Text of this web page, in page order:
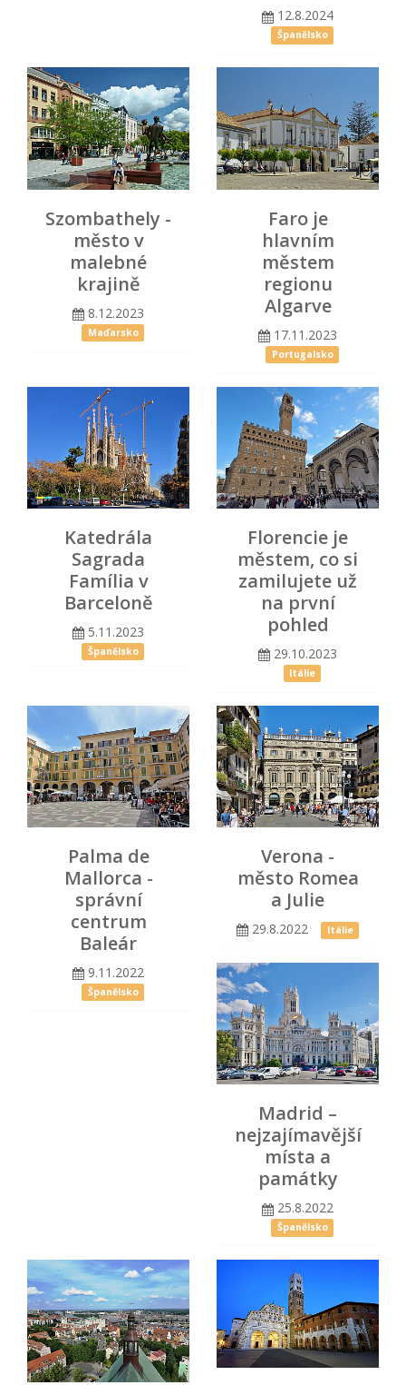
12.8.2024
Španělsko
Szombathely -
město v
malebné
krajině
8.12.2023
Maďarsko
Faro je
hlavním
městem
regionu
Algarve
17.11.2023
Portugalsko
Katedrála
Sagrada
Família v
Barceloně
5.11.2023
Španělsko
Florencie je
městem, co si
zamilujete už
na první
pohled
29.10.2023
Itálie
Palma de
Mallorca -
správní
centrum
Baleár
9.11.2022
Španělsko
Verona -
město Romea
a Julie
29.8.2022 Itálie
Madrid –
nejzajímavější
místa a
památky
25.8.2022
Španělsko